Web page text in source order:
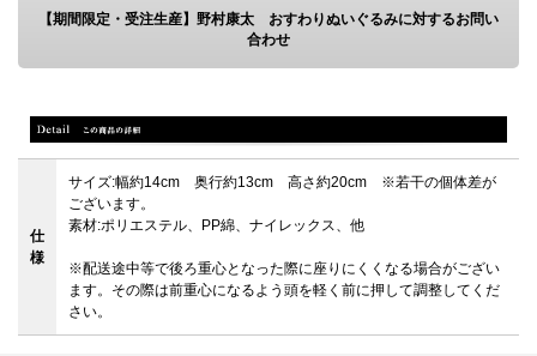
【期間限定・受注生産】野村康太 おすわりぬいぐるみに対するお問い
合わせ
仕
様
サイズ:幅約14cm 奥行約13cm 高さ約20cm ※若干の個体差が
ございます。
素材:ポリエステル、PP綿、ナイレックス、他
※配送途中等で後ろ重心となった際に座りにくくなる場合がござい
ます。その際は前重心になるよう頭を軽く前に押して調整してくだ
さい。